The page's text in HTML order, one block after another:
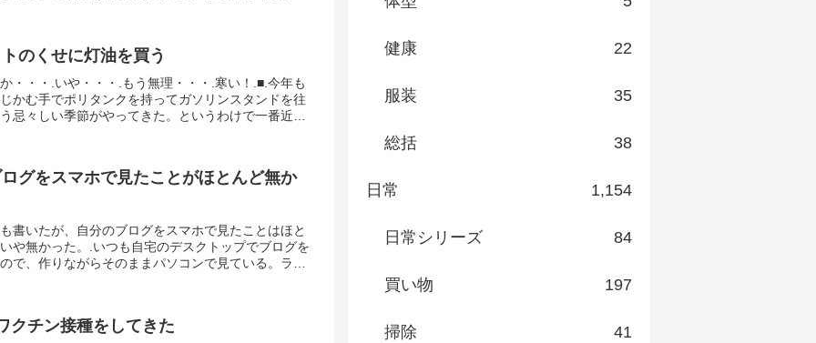
のくせに灯油を買う
・・・.いや・・・.もう無理・・・.寒い！.■.今年も
かむ手でポリタンクを持ってガソリンスタンドを往
忌々しい季節がやってきた。というわけで一番近く
グをスマホで見たことがほとんど無か
書いたが、自分のブログをスマホで見たことはほと
や無かった。.いつも自宅のデスクトップでブログを
で、作りながらそのままパソコンで見ている。ライ
クチン接種をしてきた
健康 22
服装 35
総括 38
日常 1,154
日常シリーズ 84
買い物 197
掃除 41